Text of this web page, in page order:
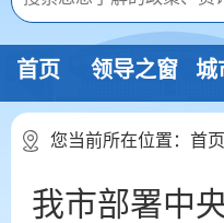
首页 领导之窗 城
您当前所在位置： 首页
我市部署中